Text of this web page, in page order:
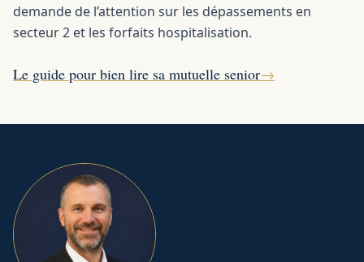
demande de l’attention sur les dépassements en
secteur 2 et les forfaits hospitalisation.
Le guide pour bien lire sa mutuelle senior→